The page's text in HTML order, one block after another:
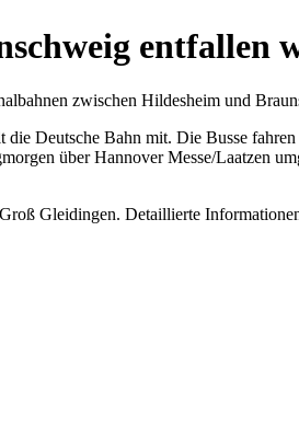
entfallen
zwischen Hildesheim und
Deutsche Bahn mit. Die Busse
über Hannover Messe/Laatzen
Gleidingen. Detaillierte